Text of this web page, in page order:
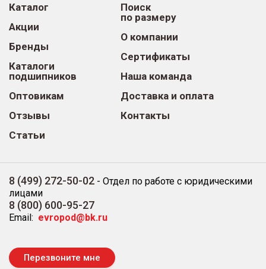
Каталог
Акции
Бренды
Каталоги
подшипников
Оптовикам
Отзывы
Статьи
Поиск
по размеру
О компании
Сертификаты
Наша команда
Доставка и оплата
Контакты
8 (499) 272-50-02 - Отдел по работе с юридическими
лицами
8 (800) 600-95-27
Email: evropod@bk.ru
Перезвоните мне